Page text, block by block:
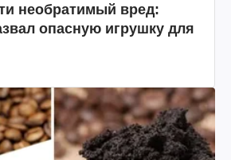
необратимый вред:
опасную игрушку для